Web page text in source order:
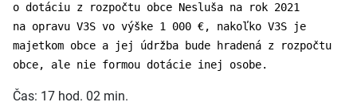
o dotáciu z rozpočtu obce Nesluša na rok 2021
na opravu V3S vo výške 1 000 €, nakoľko V3S je
majetkom obce a jej údržba bude hradená z rozpočtu
obce, ale nie formou dotácie inej osobe.
Čas: 17 hod. 02 min.